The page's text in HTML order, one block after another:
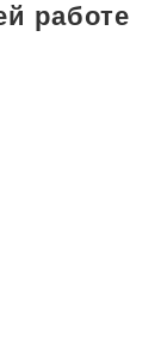
работе